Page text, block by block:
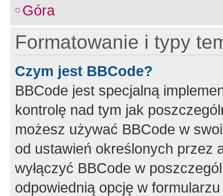
Góra
Formatowanie i typy
Czym jest BBCode?
BBCode jest specjalną
kontrolę nad tym jak
możesz używać BBCode w
od ustawień określonych przez
wyłączyć BBCode w
odpowiednią opcję w